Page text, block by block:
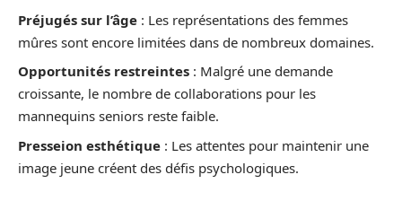
Préjugés sur l’âge : Les représentations des femmes
mûres sont encore limitées dans de nombreux domaines.
Opportunités restreintes : Malgré une demande
croissante, le nombre de collaborations pour les
mannequins seniors reste faible.
Presseion esthétique : Les attentes pour maintenir une
image jeune créent des défis psychologiques.